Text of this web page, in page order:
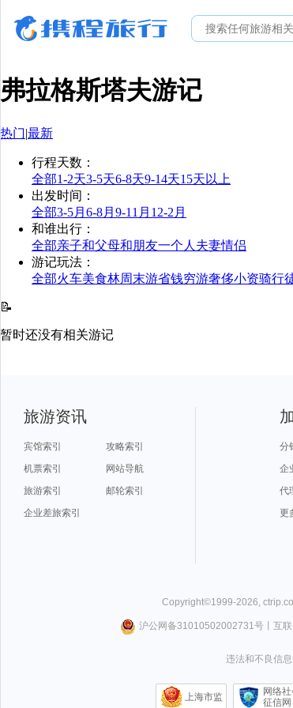
弗拉格斯塔夫游记
热门|最新
行程天数 ：
全部1-2天3-5天6-8天9-14天15天以上
出发时间 ：
全部3-5月 6-8月 9-11月 12-2月
和谁出行 ：
全部亲子和父母和朋友一个人 夫妻情侣
游记玩法 ：
全部火车美食林周末游省钱穷游奢侈小资骑行
📝
暂时还没有相关游记
旅游资讯
宾馆索引
攻略索引
机票索引
网站导航
旅游索引
邮轮索引
企业差旅索引
分
企
代
更
Copyright©1999-2026,
沪公网备31010502002731号丨 互
违法和不良信
上海市监
网络社
征信网